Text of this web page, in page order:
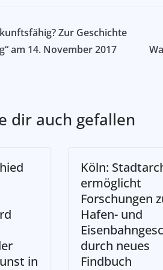
Zur Geschichte
am 14. November 2017
dir auch gefallen
in
Köln:
ermöglicht
Forschungen
Hafen- und
durch neues
Findbuch